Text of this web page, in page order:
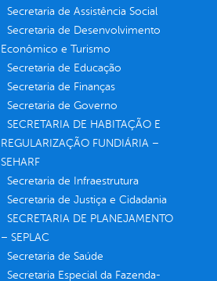
Secretaria de Assistência Social
Secretaria de Desenvolvimento
Econômico e Turismo
Secretaria de Educação
Secretaria de Finanças
Secretaria de Governo
SECRETARIA DE HABITAÇÃO E
REGULARIZAÇÃO FUNDIÁRIA –
SEHARF
Secretaria de Infraestrutura
Secretaria de Justiça e Cidadania
SECRETARIA DE PLANEJAMENTO
– SEPLAC
Secretaria de Saúde
Secretaria Especial da Fazenda-